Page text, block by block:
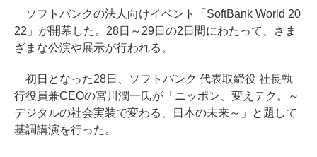
ソフトバンクの法人向けイベント「SoftBank World 20
22」が開幕した。28日～29日の2日間にわたって、さま
ざまな公演や展示が行われる。
初日となった28日、ソフトバンク 代表取締役 社長執
行役員兼CEOの宮川潤一氏が「ニッポン、変えテク。～
デジタルの社会実装で変わる、日本の未来～」と題して
基調講演を行った。